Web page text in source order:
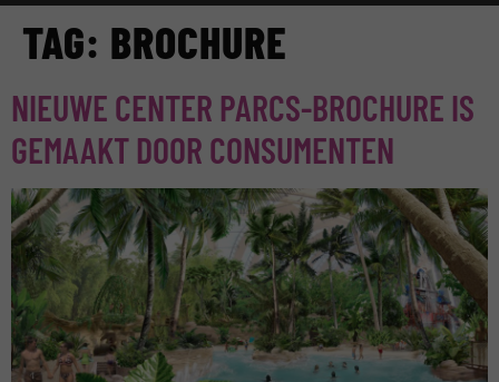
TAG: BROCHURE
NIEUWE CENTER PARCS-BROCHURE IS
GEMAAKT DOOR CONSUMENTEN